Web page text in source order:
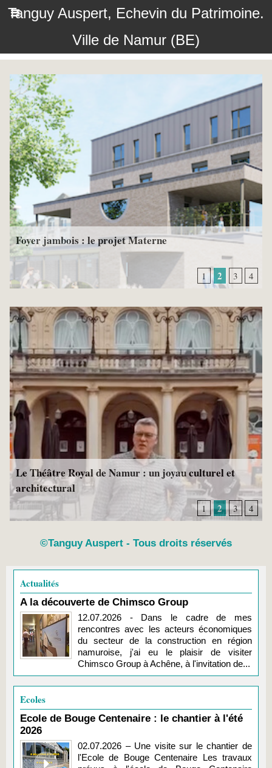
Tanguy Auspert, Echevin du Patrimoine.
Ville de Namur (BE)
Foyer jambois : le projet Materne
1 2 3 4
Le Théâtre Royal de Namur : un joyau culturel et
architectural
1 2 3 4
©Tanguy Auspert - Tous droits réservés
Actualités
A la découverte de Chimsco Group
12.07.2026 - Dans le cadre de mes
rencontres avec les acteurs économiques
du secteur de la construction en région
namuroise, j'ai eu le plaisir de visiter
Chimsco Group à Achêne, à l'invitation de...
Ecoles
Ecole de Bouge Centenaire : le chantier à l'été
2026
02.07.2026 – Une visite sur le chantier de
l'Ecole de Bouge Centenaire Les travaux